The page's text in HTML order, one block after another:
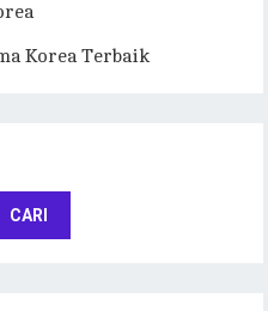
Korea Terbaik